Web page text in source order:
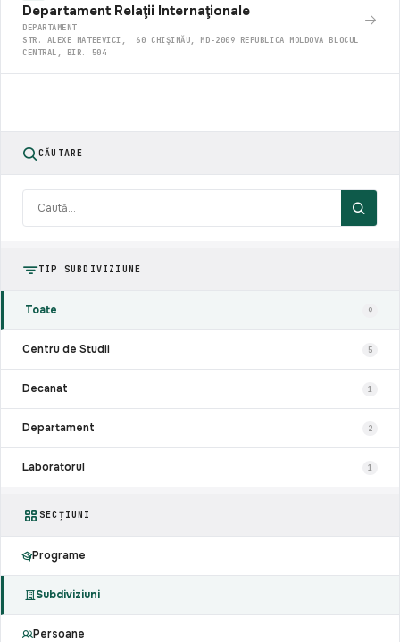
CĂUTARE
TIP SUBDIVIZIUNE
Toate 9
Centru de Studii 5
Decanat 1
Departament 2
Laboratorul 1
SECȚIUNI
Programe
Subdiviziuni
Persoane
Departament Relaţii Internaţionale
DEPARTAMENT
STR. ALEXE MATEEVICI, 60 CHIŞINĂU, MD-2009 REPUBLICA MOLDOVA BLOCUL
CENTRAL, BIR. 504